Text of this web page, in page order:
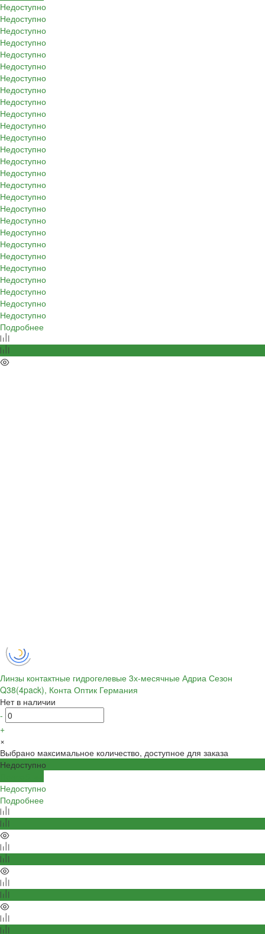
Недоступно
Недоступно
Недоступно
Недоступно
Недоступно
Недоступно
Недоступно
Недоступно
Недоступно
Недоступно
Недоступно
Недоступно
Недоступно
Недоступно
Недоступно
Недоступно
Недоступно
Недоступно
Недоступно
Недоступно
Недоступно
Недоступно
Недоступно
Недоступно
Недоступно
Недоступно
Недоступно
Подробнее
Линзы контактные гидрогелевые 3х-месячные Адриа Сезон
Q38(4pack), Конта Оптик Германия
Нет в наличии
-
+
×
Выбрано максимальное количество, доступное для заказа
Недоступно
Недоступно
Подробнее